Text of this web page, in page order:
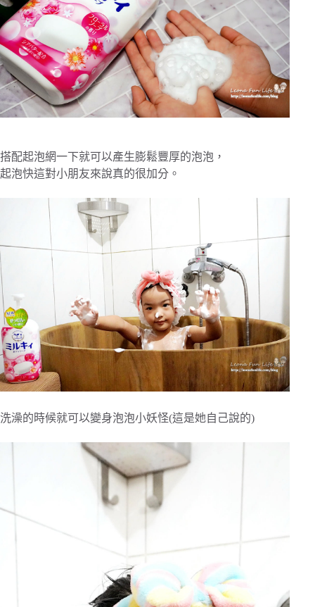
搭配起泡網一下就可以產生膨鬆豐厚的泡泡，
起泡快這對小朋友來說真的很加分。
洗澡的時候就可以變身泡泡小妖怪(這是她自己說的)